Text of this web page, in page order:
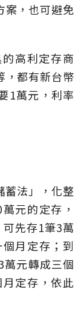
案，也可避免
高利定存商
，都有新台幣
1萬元，利率
蓄法」，化整
元的定存，
先存1筆3萬
月定存；到
元轉成三個
定存，依此